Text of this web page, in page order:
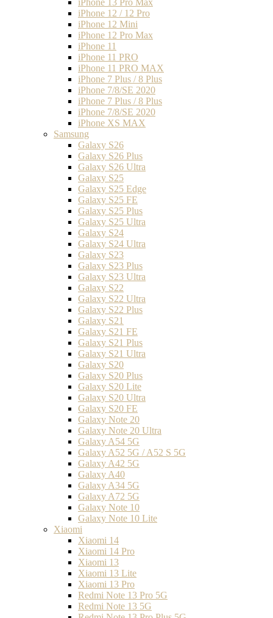
iPhone 13 Pro Max
iPhone 12 / 12 Pro
iPhone 12 Mini
iPhone 12 Pro Max
iPhone 11
iPhone 11 PRO
iPhone 11 PRO MAX
iPhone 7 Plus / 8 Plus
iPhone 7/8/SE 2020
iPhone 7 Plus / 8 Plus
iPhone 7/8/SE 2020
iPhone XS MAX
Samsung
Galaxy S26
Galaxy S26 Plus
Galaxy S26 Ultra
Galaxy S25
Galaxy S25 Edge
Galaxy S25 FE
Galaxy S25 Plus
Galaxy S25 Ultra
Galaxy S24
Galaxy S24 Ultra
Galaxy S23
Galaxy S23 Plus
Galaxy S23 Ultra
Galaxy S22
Galaxy S22 Ultra
Galaxy S22 Plus
Galaxy S21
Galaxy S21 FE
Galaxy S21 Plus
Galaxy S21 Ultra
Galaxy S20
Galaxy S20 Plus
Galaxy S20 Lite
Galaxy S20 Ultra
Galaxy S20 FE
Galaxy Note 20
Galaxy Note 20 Ultra
Galaxy A54 5G
Galaxy A52 5G / A52 S 5G
Galaxy A42 5G
Galaxy A40
Galaxy A34 5G
Galaxy A72 5G
Galaxy Note 10
Galaxy Note 10 Lite
Xiaomi
Xiaomi 14
Xiaomi 14 Pro
Xiaomi 13
Xiaomi 13 Lite
Xiaomi 13 Pro
Redmi Note 13 Pro 5G
Redmi Note 13 5G